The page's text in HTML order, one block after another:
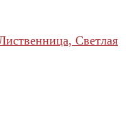
Светлая